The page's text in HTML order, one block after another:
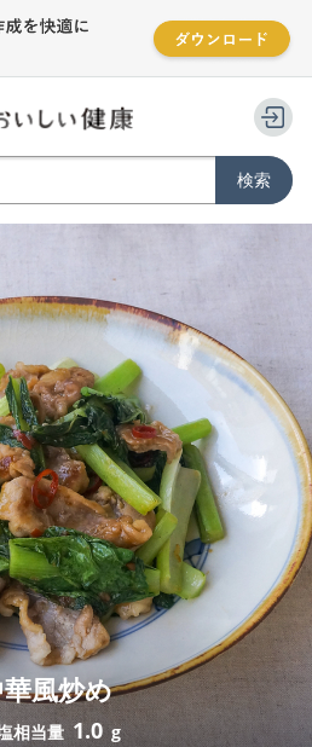
風炒め
相当量 1.0 g